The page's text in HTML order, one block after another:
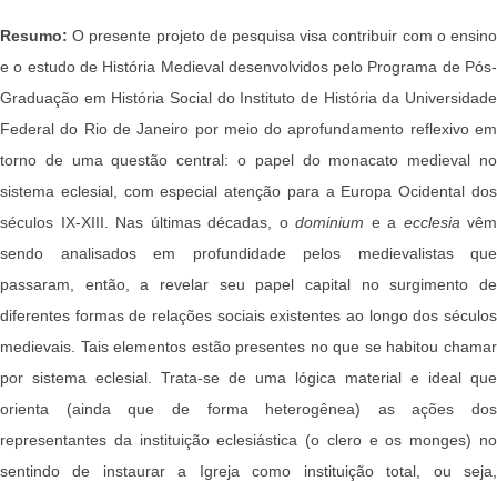
Resumo: O presente projeto de pesquisa visa contribuir com o ensino
e o estudo de História Medieval desenvolvidos pelo Programa de Pós-
Graduação em História Social do Instituto de História da Universidade
Federal do Rio de Janeiro por meio do aprofundamento reflexivo em
torno de uma questão central: o papel do monacato medieval no
sistema eclesial, com especial atenção para a Europa Ocidental dos
séculos IX-XIII. Nas últimas décadas, o dominium e a ecclesia vêm
sendo analisados em profundidade pelos medievalistas que
passaram, então, a revelar seu papel capital no surgimento de
diferentes formas de relações sociais existentes ao longo dos séculos
medievais. Tais elementos estão presentes no que se habitou chamar
por sistema eclesial. Trata-se de uma lógica material e ideal que
orienta (ainda que de forma heterogênea) as ações dos
representantes da instituição eclesiástica (o clero e os monges) no
sentindo de instaurar a Igreja como instituição total, ou seja,